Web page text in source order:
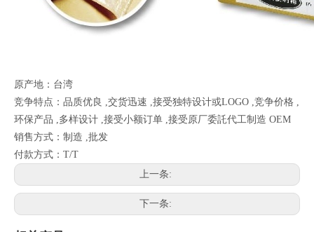
原产地：台湾
竞争特点：品质优良 ,交货迅速 ,接受独特设计或LOGO ,竞争价格 ,
环保产品 ,多样设计 ,接受小额订单 ,接受原厂委託代工制造 OEM
销售方式：制造 ,批发
付款方式：T/T
上一条:
下一条: